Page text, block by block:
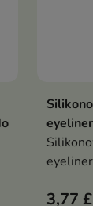
3,77 £